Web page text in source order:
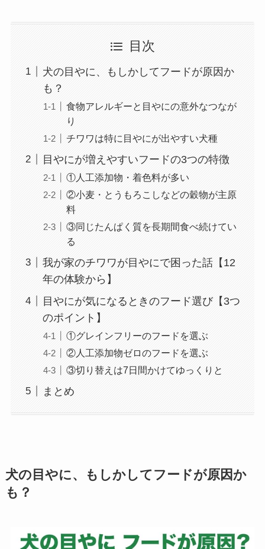
目次
犬の目やに、もしかしてフードが原因か
も？
食物アレルギーと目やにの意外なつなが
り
チワワは特に目やにが出やすい犬種
目やにが増えやすいフードの3つの特徴
①人工添加物・着色料が多い
②小麦・とうもろこしなどの穀物が主原
料
③同じたんぱく質を長期間食べ続けてい
る
我が家のチワワが目やにで困った話【12
年の体験から】
目やにが気になるときのフード選び【3つ
のポイント】
①グレインフリーのフードを選ぶ
②人工添加物ゼロのフードを選ぶ
③切り替えは7日間かけてゆっくりと
まとめ
犬の目やに、もしかしてフードが原因か
も？